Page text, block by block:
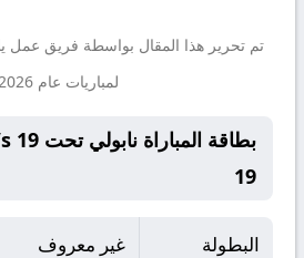
تم تحرير هذا المقال بواسطة فريق عمل
لمباريات عام 2026.
19
البطولة غير معروف